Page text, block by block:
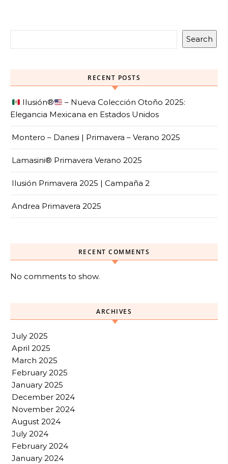
Search
RECENT POSTS
Ilusión®️
– Nueva Colección Otoño 2025:
Elegancia Mexicana en Estados Unidos
Montero – Danesi | Primavera – Verano 2025
Lamasini® Primavera Verano 2025
Ilusión Primavera 2025 | Campaña 2
Andrea Primavera 2025
RECENT COMMENTS
No comments to show.
ARCHIVES
July 2025
April 2025
March 2025
February 2025
January 2025
December 2024
November 2024
August 2024
July 2024
February 2024
January 2024